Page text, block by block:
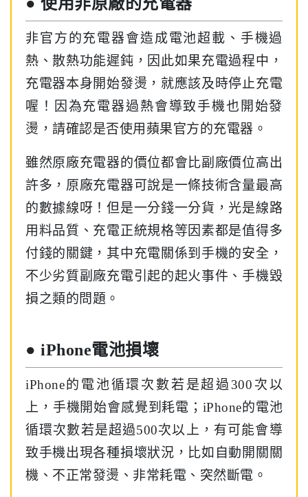
非官方的充電器會造成電池超載、手機過
熱、散熱功能遲鈍，因此如果充電過程中，
充電器本身開始發燙，就應該及時停止充電
喔！因為充電器過熱會導致手機也開始發
燙，請確認是否使用蘋果官方的充電器。
雖然原廠充電器的價位都會比副廠價位高出
許多，原廠充電器可說是一條技術含量最高
的數據線呀！但是一分錢一分貨，光是線路
用料品質、充電正統規格等因素都是值得多
付錢的關鍵，其中充電關係到手機的安全，
不少劣質副廠充電引起的起火事件、手機毀
損之類的問題。
● iPhone電池損壞
iPhone的電池循環次數若是超過300次以
上，手機開始會感覺到耗電；iPhone的電池
循環次數若是超過500次以上，有可能會導
致手機出現各種損壞狀況，比如自動開關關
機、不正常發燙、非常耗電、突然斷電。